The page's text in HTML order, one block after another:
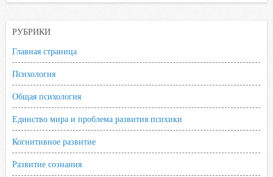
РУБРИКИ
Главная страница
Психология
Общая психология
Единство мира и проблема развития психики
Когнитивное развитие
Развитие сознания